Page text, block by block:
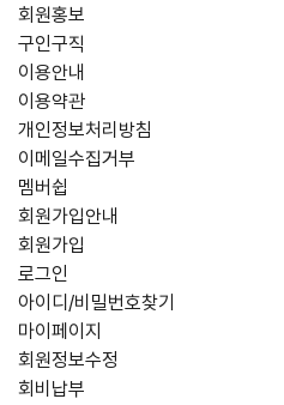
회원홍보
구인구직
이용안내
이용약관
개인정보처리방침
이메일수집거부
멤버쉽
회원가입안내
회원가입
로그인
아이디/비밀번호찾기
마이페이지
회원정보수정
회비납부